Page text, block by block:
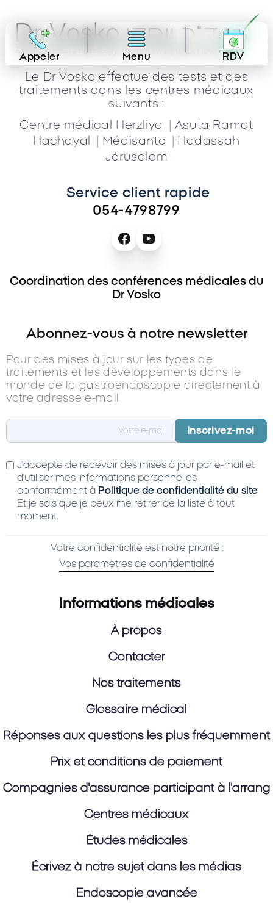
Appeler Menu RDV
Le Dr Vosko effectue des tests et des
traitements dans les centres médicaux
suivants :
Centre médical Herzliya
| Asuta Ramat
Hachayal
| Médisanto | Hadassah
Jérusalem
Service client rapide
054-4798799
Coordination des conférences médicales du
Dr Vosko
Abonnez-vous à notre newsletter
Pour des mises à jour sur les types de
traitements et les développements dans le
monde de la gastroendoscopie directement à
votre adresse e-mail
J'accepte de recevoir des mises à jour par e-mail et
d'utiliser mes informations personnelles
conformément à Politique de confidentialité du site
Et je sais que je peux me retirer de la liste à tout
moment.
Votre confidentialité est notre priorité :
Vos paramètres de confidentialité
Informations médicales
À propos
Contacter
Nos traitements
Glossaire médical
Réponses aux questions les plus
Prix et conditions de paiement
Compagnies d'assurance participant à
Centres médicaux
Études médicales
Écrivez à notre sujet dans les médias
Endoscopie avancée